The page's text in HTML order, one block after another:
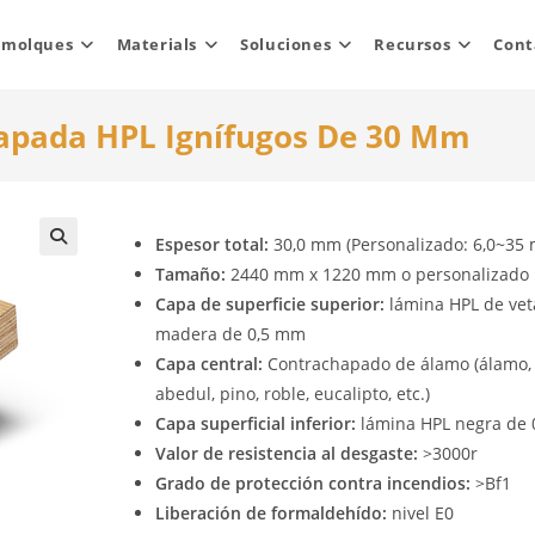
Materials Soluciones Recursos
HPL Ignífugos De 30 Mm
Espesor total: 30,0 mm (Personalizado: 6,0~35
Tamaño: 2440 mm x 1220 mm o personalizado
Capa de superficie superior: lámina HPL de
madera de 0,5 mm
Capa central: Contrachapado de álamo (álamo,
abedul, pino, roble, eucalipto, etc.)
Capa superficial inferior: lámina HPL negra de
Valor de resistencia al desgaste: >3000r
Grado de protección contra incendios: >Bf1
Liberación de formaldehído: nivel E0